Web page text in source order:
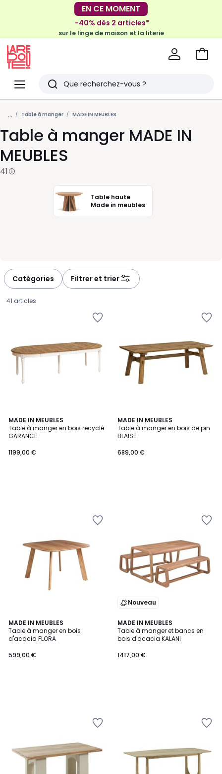
-30€ tous les 100€*
sur le meuble & la déco
EN CE MOMENT
-40% dès 2 articles*
sur le linge de maison et la literie
Menu
Redoute
Rechercher
Derniers
articles
vus
Voir
... Table à manger MADE IN MEUBLES
Table à manger MADE IN
MEUBLES
41
Table haute
Made in meubles
Catégories Filtrer et trier
41 articles
MADE IN MEUBLES
Table à manger en bois recyclé
GARANCE
€.
1199,00 €
MADE IN MEUBLES
Table à manger en bois de pin
BLAISE
689,00 €
MADE IN MEUBLES
Table à manger en bois
d'acacia FLORA
599,00 €
Nouveau
MADE IN MEUBLES
Table à manger et bancs en
bois d'acacia KALANI
1417,00 €